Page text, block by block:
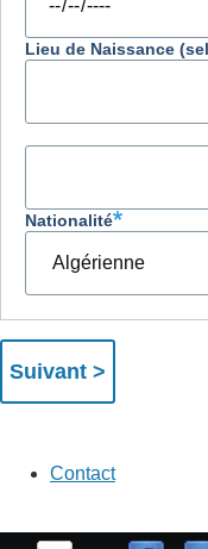
Lieu de Naissance
Nationalité
contact
Contact